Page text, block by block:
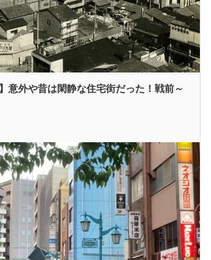
意外や昔は閑静な住宅街だった！戦前～